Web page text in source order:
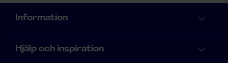
Information
Hjälp och inspiration